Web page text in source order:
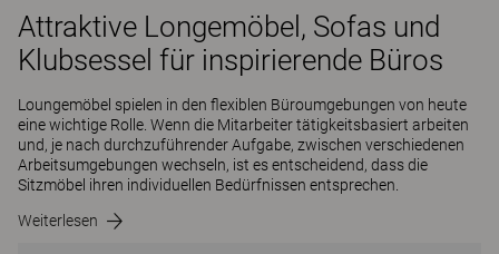
Attraktive Longemöbel, Sofas und
Klubsessel für inspirierende Büros
Loungemöbel spielen in den flexiblen Büroumgebungen von heute
eine wichtige Rolle. Wenn die Mitarbeiter tätigkeitsbasiert arbeiten
und, je nach durchzuführender Aufgabe, zwischen verschiedenen
Arbeitsumgebungen wechseln, ist es entscheidend, dass die
Sitzmöbel ihren individuellen Bedürfnissen entsprechen.
Weiterlesen